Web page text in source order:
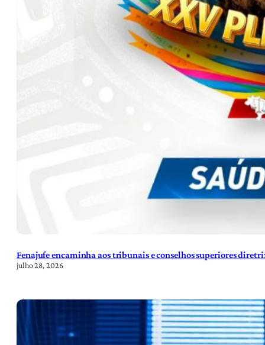
Fenajufe encaminha aos tribunais e conselhos superiores
julho 28, 2026